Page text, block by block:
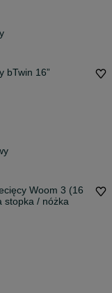
bTwin 16”
Woom 3 (16
stopka / nóżka